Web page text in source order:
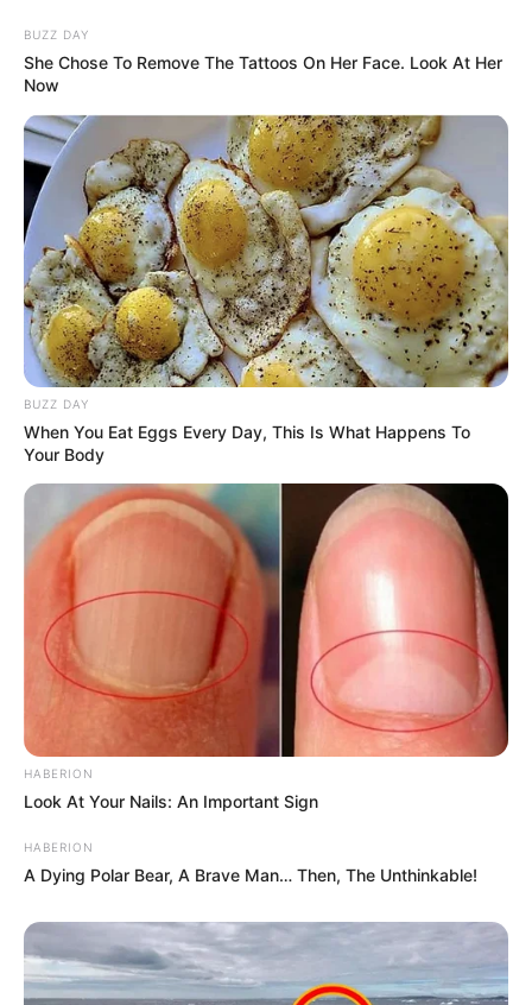
BUZZ DAY
She Chose To Remove The Tattoos On Her Face. Look At Her
Now
BUZZ DAY
When You Eat Eggs Every Day, This Is What Happens To
Your Body
HABERION
Look At Your Nails: An Important Sign
HABERION
A Dying Polar Bear, A Brave Man… Then, The Unthinkable!